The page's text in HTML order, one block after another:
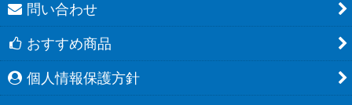
問い合わせ
おすすめ商品
個人情報保護方針